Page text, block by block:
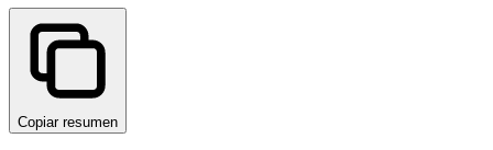
Copiar resumen